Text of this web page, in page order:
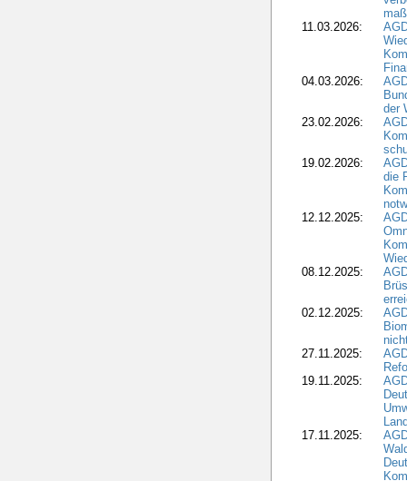
11.03.2026:
04.03.2026:
der
23.02.2026:
19.02.2026:
die
12.12.2025:
08.12.2025:
02.12.2025:
27.11.2025:
19.11.2025:
17.11.2025: